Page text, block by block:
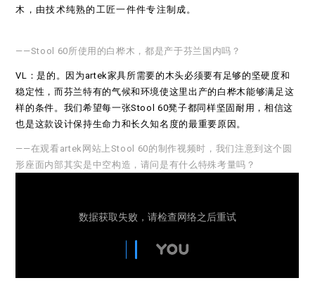
木，由技术纯熟的工匠一件件专注制成。
——Stool 60所使用的白桦木，都是产于芬兰国内吗？
VL：是的。因为artek家具所需要的木头必须要有足够的坚硬度和
稳定性，而芬兰特有的气候和环境使这里出产的白桦木能够满足这
样的条件。我们希望每一张Stool 60凳子都同样坚固耐用，相信这
也是这款设计保持生命力和长久知名度的最重要原因。
——在观看artek网站上Stool 60的制作视频时，我们注意到这个圆
形座面内部其实是中空构造，请问是有什么特殊考量吗？